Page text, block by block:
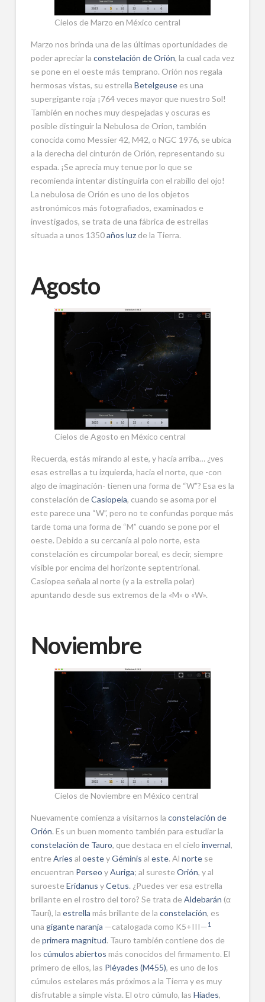
Cielos de Marzo en México central
Marzo nos brinda una de las últimas oportunidades de
poder apreciar la constelación de Orión, la cual cada vez
se pone en el oeste más temprano. Orión nos regala
hermosas vistas, su estrella Betelgeusees una
supergigante roja ¡764 veces mayor que nuestro Sol!
También en noches muy despejadas y oscuras es
posible distinguir la Nebulosa de Orion, también
conocida como Messier 42, M42, o NGC 1976, se ubica
a la derecha del cinturón de Orión, representando su
espada. ¡Se aprecia muy tenue por lo que se
recomienda intentar distinguirla con el rabillo del ojo!
La nebulosa de Orión es uno de los objetos
astronómicos más fotografiados, examinados e
investigados, se trata de una fábrica de estrellas
situada a unos 1350años luzde la Tierra.
Agosto
Cielos de Agosto en México central
Recuerda, estás mirando al este, y hacia arriba… ¿ves
esas estrellas a tu izquierda, hacia el norte, que -con
algo de imaginación- tienen una forma de “W”? Esa es la
constelación de Casiopeia, cuando se asoma por el
este parece una “W”, pero no te confundas porque más
tarde toma una forma de “M” cuando se pone por el
oeste. Debido a su cercanía al polo norte, esta
constelación es circumpolar boreal, es decir, siempre
visible por encima del horizonte septentrional.
Casiopea señala al norte (y a la estrella polar)
apuntando desde sus extremos de la «M» o «W».
Noviembre
Cielos de Noviembre en México central
Nuevamente comienza a visitarnos la constelación de
Orión. Es un buen momento también para estudiar la
constelación de Tauro, que destaca en el cielo invernal,
entre Aries al oesteyGéminis al este. Al nortese
encuentran Perseo yAuriga; al sureste Orión, y al
suroeste Eridanus yCetus. ¿Puedes ver esa estrella
brillante en el rostro del toro? Se trata de Aldebarán (α
Tauri), la estrella más brillante de la constelación, es
una gigante naranja —catalogada como K5+III—1​
de primera magnitud. Tauro también contiene dos de
los cúmulos abiertos más conocidos del firmamento. El
primero de ellos, las Pléyades (M455), es uno de los
cúmulos estelares más próximos a la Tierra y es muy
disfrutable a simple vista. El otro cúmulo, las Híades,